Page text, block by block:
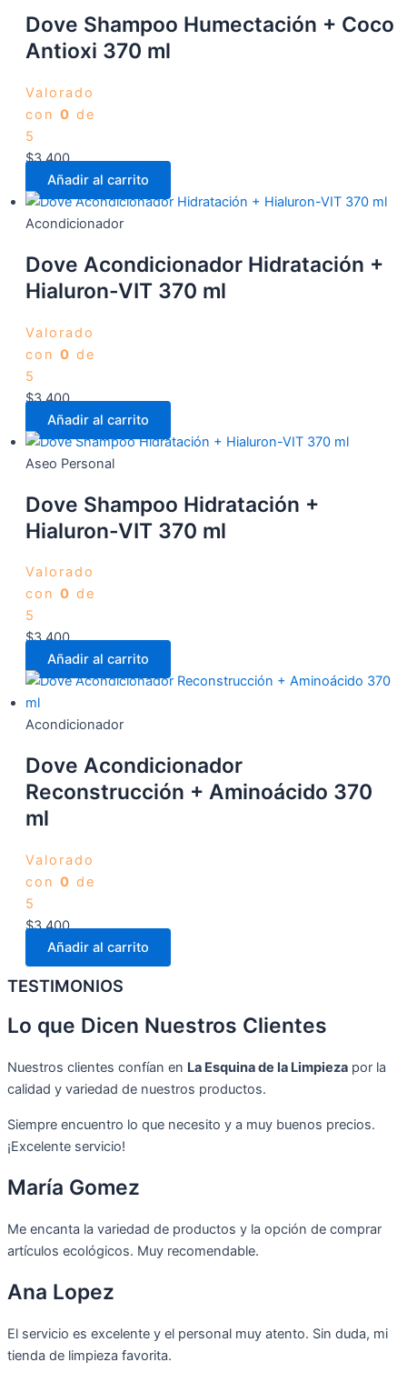
Dove Shampoo Humectación + Coco
Antioxi 370 ml
Valorado
con 0 de
5
$3.400
Añadir al carrito
Acondicionador
Dove Acondicionador Hidratación +
Hialuron-VIT 370 ml
Valorado
con 0 de
5
$3.400
Añadir al carrito
Aseo Personal
Dove Shampoo Hidratación +
Hialuron-VIT 370 ml
Valorado
con 0 de
5
$3.400
Añadir al carrito
Acondicionador
Dove Acondicionador
Reconstrucción + Aminoácido 370
ml
Valorado
con 0 de
5
$3.400
Añadir al carrito
TESTIMONIOS
Lo que Dicen Nuestros Clientes
Nuestros clientes confían en La Esquina de la Limpieza por la
calidad y variedad de nuestros productos.
Siempre encuentro lo que necesito y a muy buenos precios.
¡Excelente servicio!
María Gomez
Me encanta la variedad de productos y la opción de comprar
artículos ecológicos. Muy recomendable.
Ana Lopez
El servicio es excelente y el personal muy atento. Sin duda, mi
tienda de limpieza favorita.